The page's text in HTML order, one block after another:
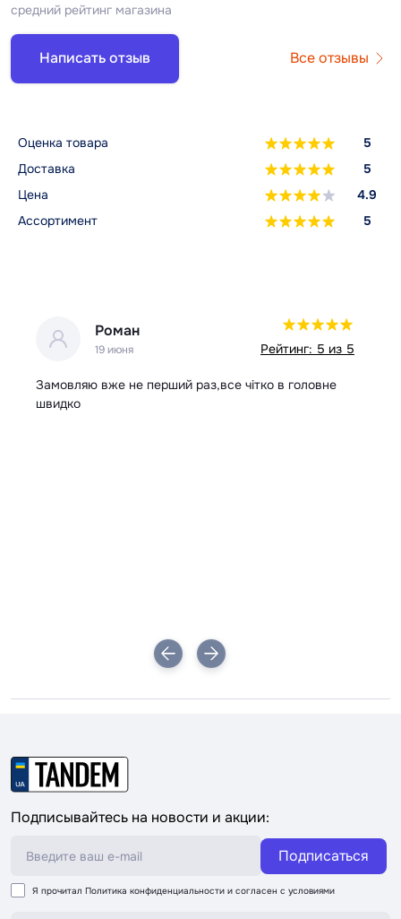
средний рейтинг магазина
Написать отзыв Все отзывы
Оценка товара
5
Доставка
5
Цена
4.9
Ассортимент
5
Роман
19 июня Рейтинг: 5 из 5
Замовляю вже не перший раз,все чітко в головне
швидко
Подписывайтесь на новости и акции:
Подписаться
Я прочитал Политика конфиденциальности и согласен с условиями